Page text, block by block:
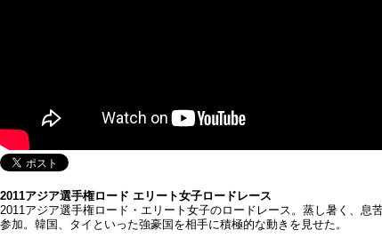
2011アジア選手権ロード エリート女子ロードレース
2011アジア選手権ロード・エリート女子のロードレース。蒸し暑く、
参加。韓国、タイといった強豪国を相手に積極的な動きを見せた。